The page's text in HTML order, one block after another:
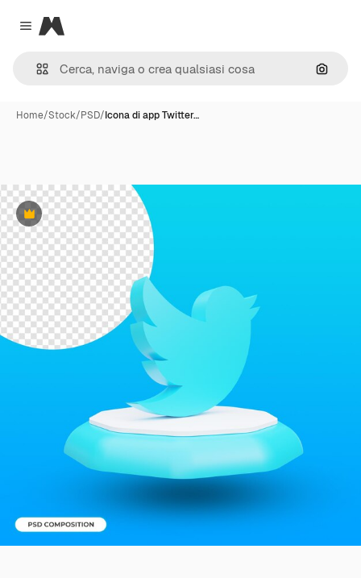
Close menu
Magnific
Cerca
Home/Stock/PSD/Icona di app Twitter…
Premium